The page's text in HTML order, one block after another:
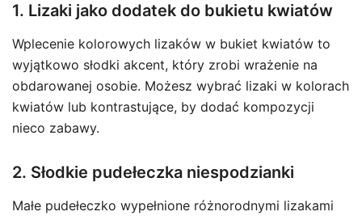
1. Lizaki jako dodatek do bukietu kwiatów
Wplecenie kolorowych lizaków w bukiet kwiatów to
wyjątkowo słodki akcent, który zrobi wrażenie na
obdarowanej osobie. Możesz wybrać lizaki w kolorach
kwiatów lub kontrastujące, by dodać kompozycji
nieco zabawy.
2. Słodkie pudełeczka niespodzianki
Małe pudełeczko wypełnione różnorodnymi lizakami